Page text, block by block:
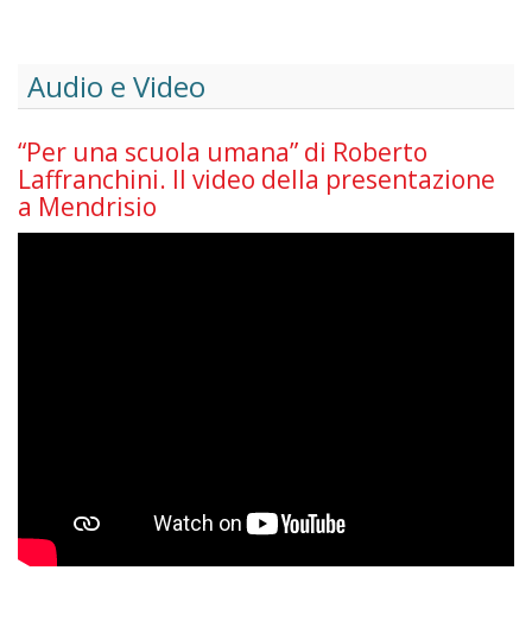
Audio e Video
“Per una scuola umana” di Roberto
Laffranchini. Il video della presentazione
a Mendrisio